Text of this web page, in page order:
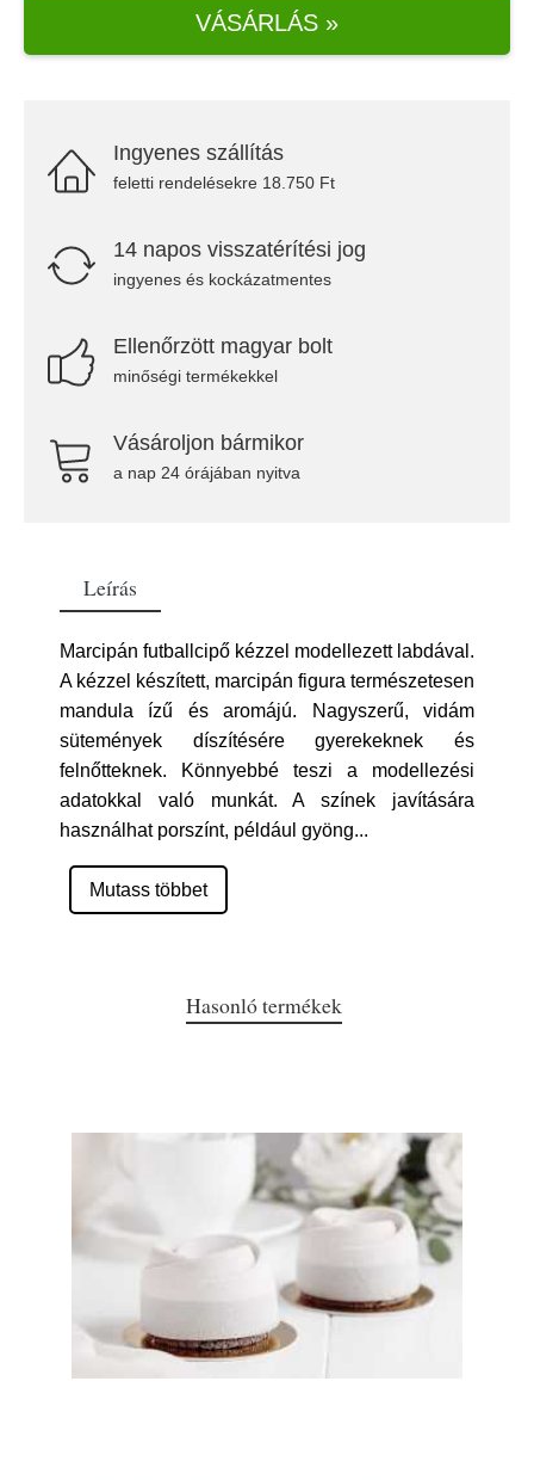
VÁSÁRLÁS »
Ingyenes szállítás
feletti rendelésekre 18.750 Ft
14 napos visszatérítési jog
ingyenes és kockázatmentes
Ellenőrzött magyar bolt
minőségi termékekkel
Vásároljon bármikor
a nap 24 órájában nyitva
Leírás
Marcipán futballcipő kézzel modellezett labdával.
A kézzel készített, marcipán figura természetesen
mandula ízű és aromájú. Nagyszerű, vidám
sütemények díszítésére gyerekeknek és
felnőtteknek. Könnyebbé teszi a modellezési
adatokkal való munkát. A színek javítására
használhat porszínt, például gyöng...
Mutass többet
Hasonló termékek